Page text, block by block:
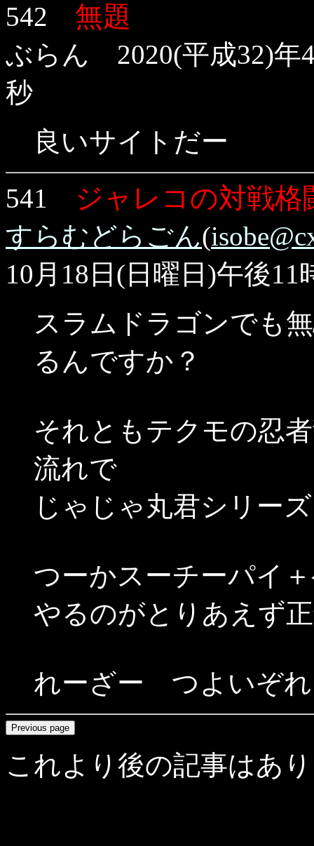
542 無題
ぶらん 2020(平成32)年
秒
良いサイトだー
541 ジャレコの対戦格
すらむどらごん(
10月18日(日曜日)午後11
スラムドラゴンでも
るんですか？
それともテクモの忍
流れで
じゃじゃ丸君シリー
つーかスーチーパイ
やるのがとりあえず
れーざー つよいぞ
これより後の記事はあ